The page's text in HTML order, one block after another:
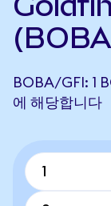
BOBA/GFI: 1
에 해당합니다